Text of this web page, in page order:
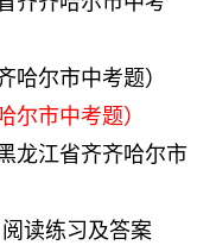
哈尔市中考题）
尔市中考题）
龙江省齐齐哈尔市
读练习及答案